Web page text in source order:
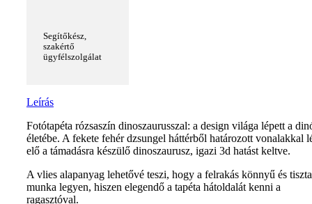
Segítőkész,
szakértő
ügyfélszolgálat
Leírás
Fotótapéta rózsaszín dinoszaurusszal: a design világa lépett a
életébe. A fekete fehér dzsungel háttérből határozott vonalakkal
elő a támadásra készülő dinoszaurusz, igazi 3d hatást keltve.
A vlies alapanyag lehetővé teszi, hogy a felrakás könnyű és tiszta
munka legyen, hiszen elegendő a tapéta hátoldalát kenni a
ragasztóval.